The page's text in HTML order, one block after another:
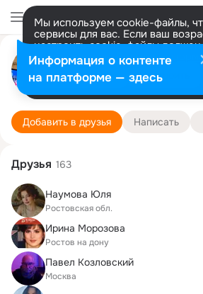
Мы используем cookie-файлы,
сервисы для вас. Если ваш
настроить cookie-файлы
представитель. Больше
Разрешить все Настроить
Елена Васильева
Москва 11 мая (48 лет)
Подробнее
Добавить в друзья Написать
Друзья 163
Наумова Юля
Ростовская обл.
Ирина Морозова
Ростов на дону
Павел Козловский
Москва
Информация о контенте
на платформе — здесь